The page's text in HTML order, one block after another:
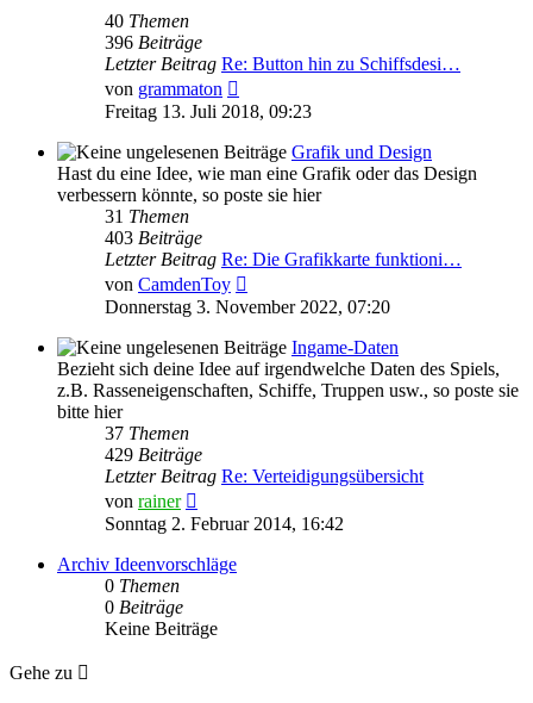
40 Themen
396 Beiträge
Letzter Beitrag Re: Button hin zu Schiffsdesi…
von grammaton
Beitrag
Freitag 13. Juli 2018, 09:23
Grafik und Design
Hast du eine Idee, wie man eine Grafik oder das Design
verbessern könnte, so poste sie hier
31 Themen
403 Beiträge
Letzter Beitrag Re: Die Grafikkarte funktioni…
von CamdenToy
Beitrag
Donnerstag 3. November 2022, 07:20
Ingame-Daten
Bezieht sich deine Idee auf irgendwelche Daten des Spiels,
z.B. Rasseneigenschaften, Schiffe, Truppen usw., so poste sie
bitte hier
37 Themen
429 Beiträge
Letzter Beitrag Re: Verteidigungsübersicht
von rainer
Beitrag
Sonntag 2. Februar 2014, 16:42
Archiv Ideenvorschläge
0 Themen
0 Beiträge
Keine Beiträge
Gehe zu